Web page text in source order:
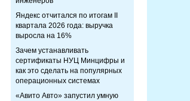
Яндекс отчитался по итогам II
квартала 2026 года: выручка
выросла на 16%
Зачем устанавливать
сертификаты НУЦ Минцифры и
как это сделать на популярных
операционных системах
«Авито Авто» запустил умную